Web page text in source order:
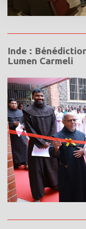
Inde :
Lumen Carmeli